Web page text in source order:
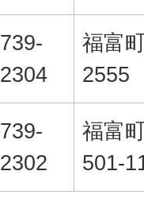
739-
2304
福富
2555
739-
2302
福富
501-